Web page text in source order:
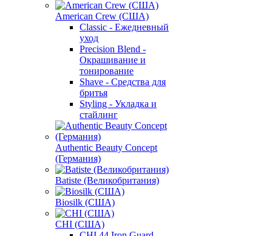
American Crew (США)
Classic - Ежедневный
уход
Precision Blend -
Окрашивание и
тонирование
Shave - Средства для
бритья
Styling - Укладка и
стайлинг
Authentic Beauty Concept
(Германия)
Batiste (Великобритания)
Biosilk (США)
CHI (США)